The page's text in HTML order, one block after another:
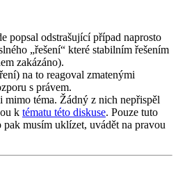
popsal odstrašující případ naprosto
„řešení“ které stabilním řešením
zakázáno).
na to reagoval zmatenými
s právem.
téma. Žádný z nich nepřispěl
k tématu této diskuse. Pouze tuto
musím uklízet, uvádět na pravou